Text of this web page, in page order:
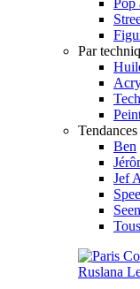
Par
Tendances
Ben
Jef
Seen